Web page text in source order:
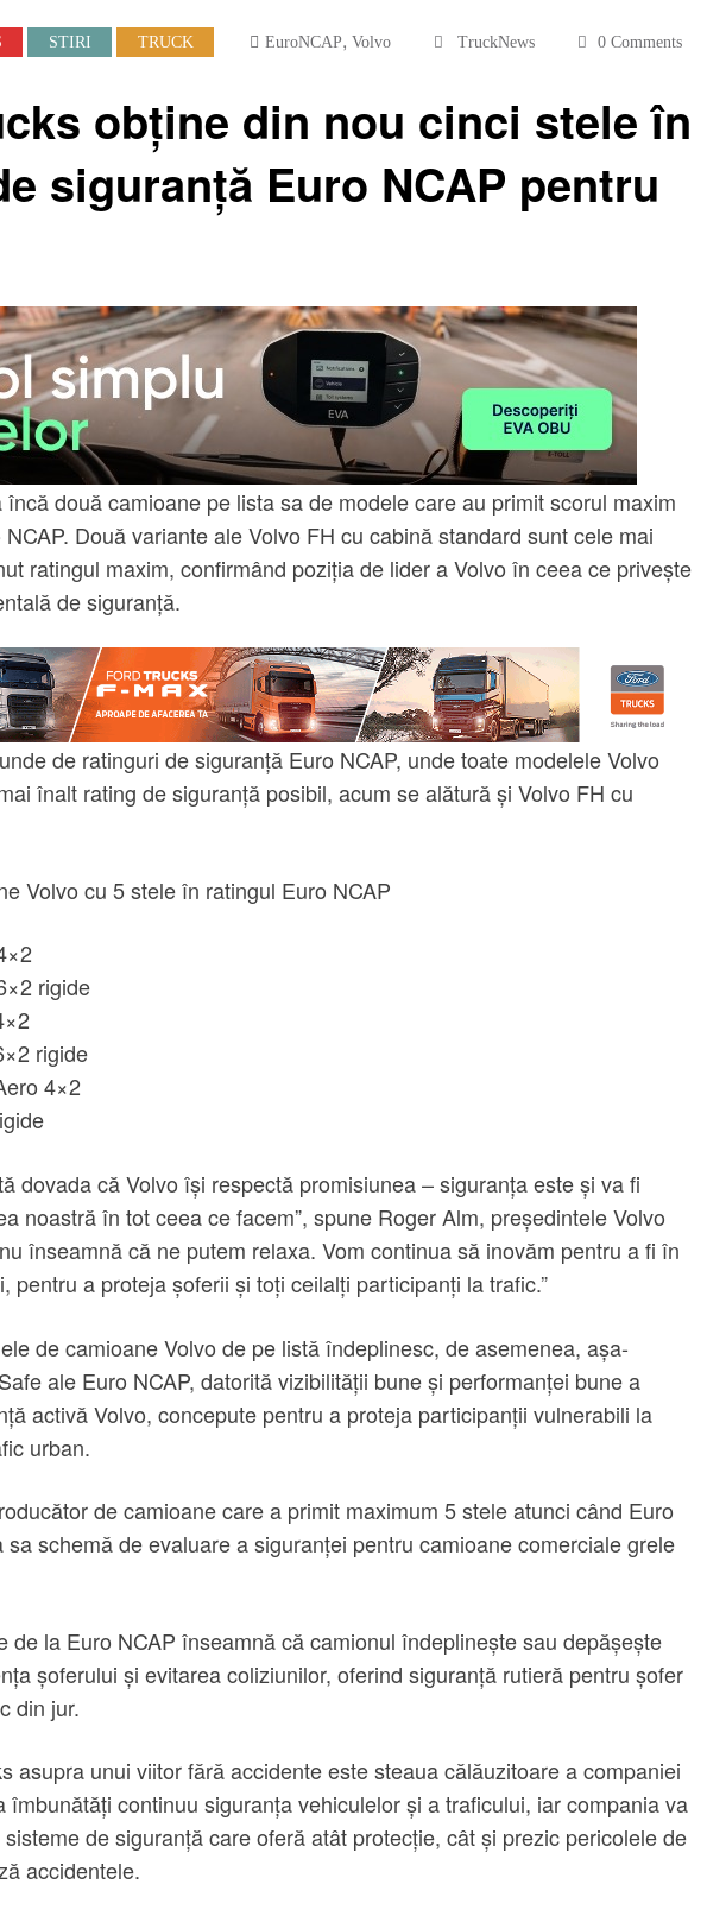
STIRI TRUCK EuroNCAP, Volvo TruckNews 0 Comments
obține din nou cinci stele în
siguranță Euro NCAP pentru
încă două camioane pe lista sa de modele care au primit scorul maxim
Două variante ale Volvo FH cu cabină standard sunt cele mai
ratingul maxim, confirmând poziția de lider a Volvo în ceea ce privește
de siguranță.
de ratinguri de siguranță Euro NCAP, unde toate modelele Volvo
înalt rating de siguranță posibil, acum se alătură și Volvo FH cu
Volvo cu 5 stele în ratingul Euro NCAP
rigide
rigide
4×2
dovada că Volvo își respectă promisiunea – siguranța este și va fi
noastră în tot ceea ce facem”, spune Roger Alm, președintele Volvo
înseamnă că ne putem relaxa. Vom continua să inovăm pentru a fi în
pentru a proteja șoferii și toți ceilalți participanți la trafic.”
de camioane Volvo de pe listă îndeplinesc, de asemenea, așa-
ale Euro NCAP, datorită vizibilității bune și performanței bune a
activă Volvo, concepute pentru a proteja participanții vulnerabili la
urban.
de camioane care a primit maximum 5 stele atunci când Euro
sa schemă de evaluare a siguranței pentru camioane comerciale grele
de la Euro NCAP înseamnă că camionul îndeplinește sau depășește
șoferului și evitarea coliziunilor, oferind siguranță rutieră pentru șofer
din jur.
asupra unui viitor fără accidente este steaua călăuzitoare a companiei
îmbunătăți continuu siguranța vehiculelor și a traficului, iar compania va
de siguranță care oferă atât protecție, cât și prezic pericolele de
accidentele.